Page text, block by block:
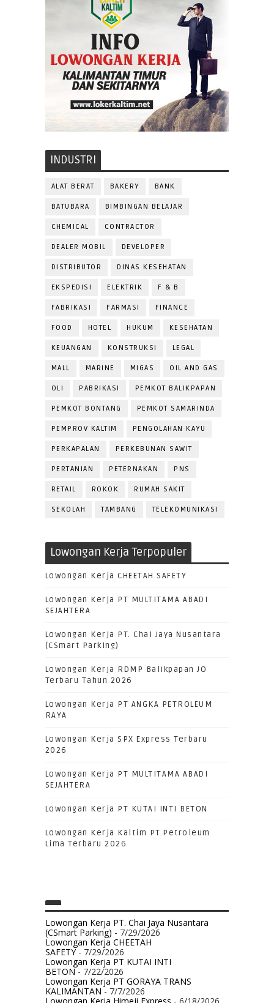
INDUSTRI
ALAT BERAT BAKERY BANK
BATUBARA BIMBINGAN BELAJAR
CHEMICAL CONTRACTOR
DEALER MOBIL DEVELOPER
DISTRIBUTOR DINAS KESEHATAN
EKSPEDISI ELEKTRIK F & B
FABRIKASI FARMASI FINANCE
FOOD HOTEL HUKUM KESEHATAN
KEUANGAN KONSTRUKSI LEGAL
MALL MARINE MIGAS OIL AND GAS
OLI PABRIKASI PEMKOT BALIKPAPAN
PEMKOT BONTANG PEMKOT SAMARINDA
PEMPROV KALTIM PENGOLAHAN KAYU
PERKAPALAN PERKEBUNAN SAWIT
PERTANIAN PETERNAKAN PNS
RETAIL ROKOK RUMAH SAKIT
SEKOLAH TAMBANG TELEKOMUNIKASI
Lowongan Kerja Terpopuler
Lowongan Kerja CHEETAH SAFETY
Lowongan Kerja PT MULTITAMA ABADI
SEJAHTERA
Lowongan Kerja PT. Chai Jaya Nusantara
(CSmart Parking)
Lowongan Kerja RDMP Balikpapan JO
Terbaru Tahun 2026
Lowongan Kerja PT ANGKA PETROLEUM
RAYA
Lowongan Kerja SPX Express Terbaru
2026
Lowongan Kerja PT MULTITAMA ABADI
SEJAHTERA
Lowongan Kerja PT KUTAI INTI BETON
Lowongan Kerja Kaltim PT.Petroleum
Lima Terbaru 2026
Lowongan Kerja PT. Chai Jaya Nusantara
(CSmart Parking) - 7/29/2026
Lowongan Kerja CHEETAH
SAFETY- 7/29/2026
Lowongan Kerja PT KUTAI INTI
BETON- 7/22/2026
Lowongan Kerja PT GORAYA TRANS
KALIMANTAN- 7/7/2026